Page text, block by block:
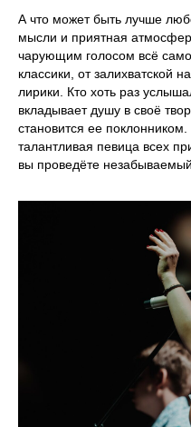
А что может быть лучше
мысли и приятная
чарующим голосом всё
классики, от залихватской
лирики. Кто хоть раз
вкладывает душу в своё
становится ее
талантливая певица всех
вы проведёте